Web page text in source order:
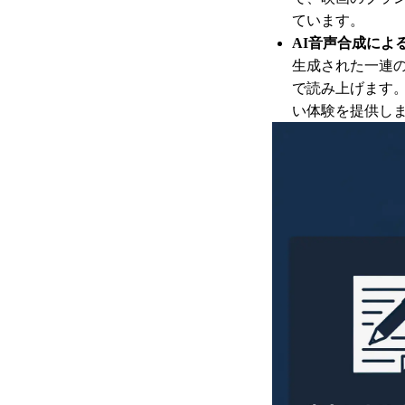
ています。
AI音声合成によ
生成された一連
で読み上げます
い体験を提供し